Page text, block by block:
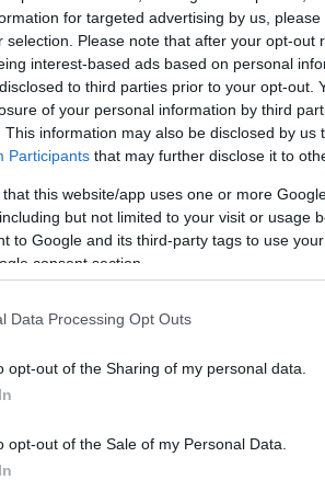
for targeted advertising by us,
selection. Please note that after your opt-out
interest-based ads based on personal
to third parties prior to your opt-out.
of your personal information by third
This information may also be disclosed by us
Participants that may further disclose it to
that this website/app uses one or more
but not limited to your visit or usage
to Google and its third-party tags to use
consent section.
Data Processing Opt Outs
opt-out of the Sharing of my personal data.
opt-out of the Sale of my Personal Data.
10 πόντους, 9 ριμπάουντ και 3
11 πόντους και 8 ριμπάουντ